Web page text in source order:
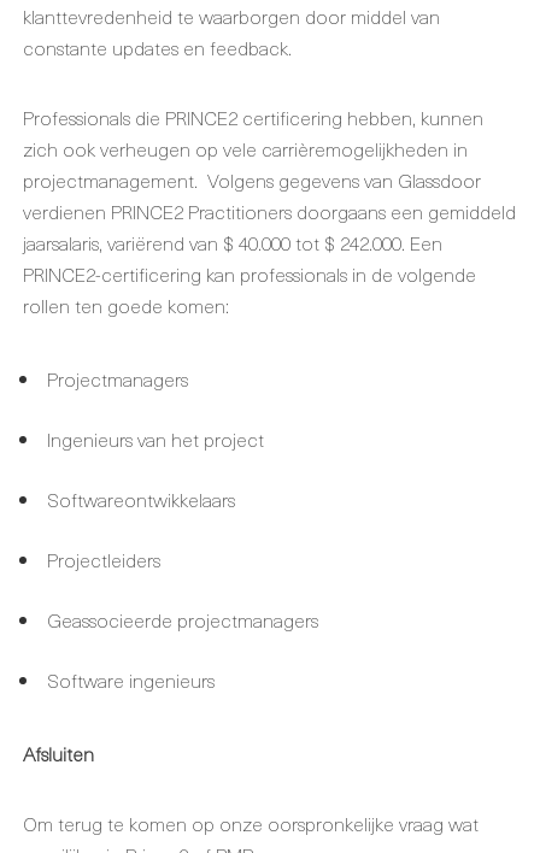
klanttevredenheid te waarborgen door middel van
constante updates en feedback.
Professionals die PRINCE2 certificering hebben, kunnen
zich ook verheugen op vele carrièremogelijkheden in
projectmanagement. Volgens gegevens van Glassdoor
verdienen PRINCE2 Practitioners doorgaans een gemiddeld
jaarsalaris, variërend van $ 40.000 tot $ 242.000. Een
PRINCE2-certificering kan professionals in de volgende
rollen ten goede komen:
Projectmanagers
Ingenieurs van het project
Softwareontwikkelaars
Projectleiders
Geassocieerde projectmanagers
Software ingenieurs
Afsluiten
Om terug te komen op onze oorspronkelijke vraag wat